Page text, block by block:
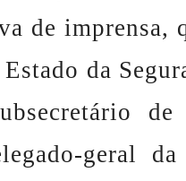
de imprensa,
da
de
geral